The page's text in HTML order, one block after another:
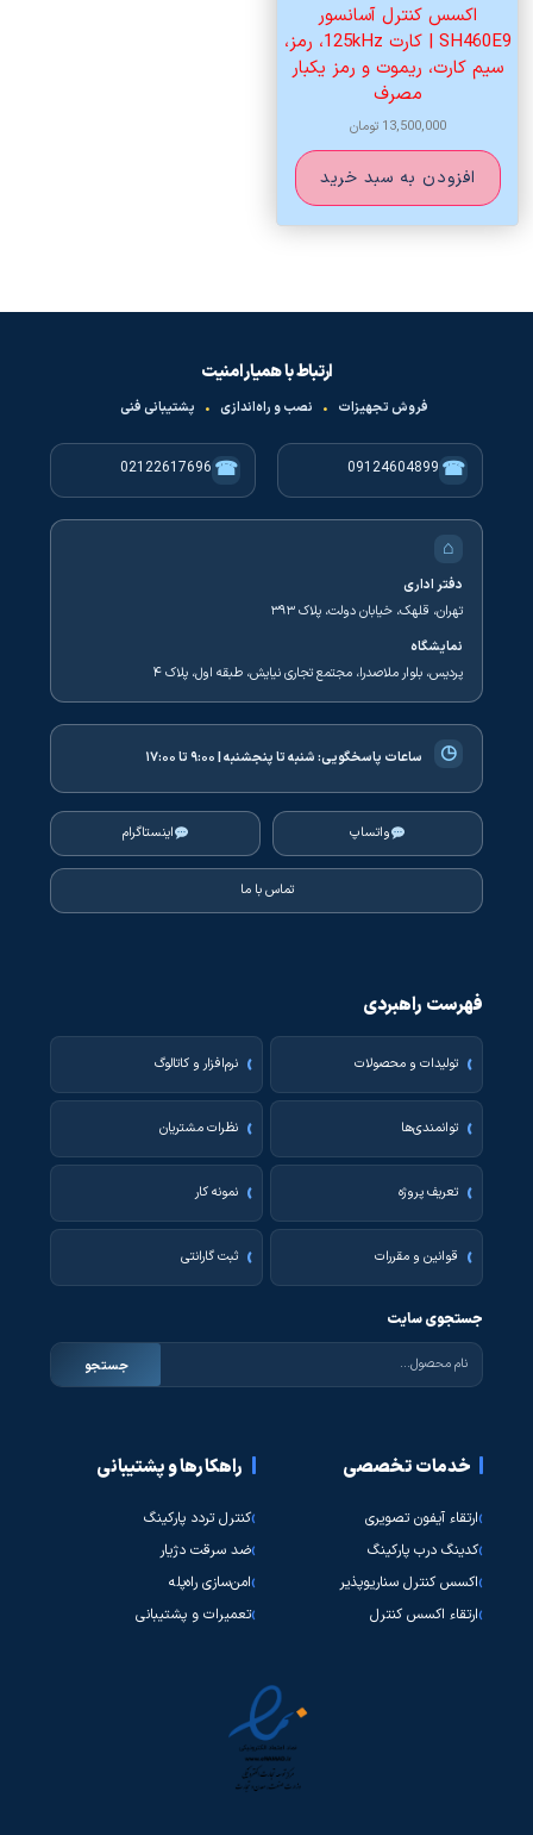
اکسس کنترل آسانسور
SH460E9 | کارت 125kHz، رمز،
سیم کارت، ریموت و رمز یکبار
مصرف
13,500,000 تومان
افزودن به سبد خرید
ارتباط با همیار امنیت
فروش تجهیزات • نصب و راه‌اندازی • پشتیبانی فنی
☎
09124604899
☎
02122617696
⌂
دفتر اداری
تهران، قلهک، خیابان دولت، پلاک ۳۹۳
نمایشگاه
پردیس، بلوار ملاصدرا، مجتمع تجاری نیایش، طبقه اول، پلاک ۴
◷ ساعات پاسخگویی:شنبه تا پنجشنبه | ۹:۰۰ تا ۱۷:۰۰
واتساپ اینستاگرام
تماس با ما
فهرست راهبردی
تولیدات و محصولات نرم‌افزار و کاتالوگ
توانمندی‌ها نظرات مشتریان
تعریف پروژه نمونه کار
قوانین و مقررات ثبت گارانتی
جستجوی سایت
جستجو
خدمات تخصصی
ارتقاء آیفون تصویری
کدینگ درب پارکینگ
اکسس کنترل سناریوپذیر
ارتقاء اکسس کنترل
راهکارها و پشتیبانی
کنترل تردد پارکینگ
ضد سرقت دژیار
امن‌سازی راه‌پله
تعمیرات و پشتیبانی